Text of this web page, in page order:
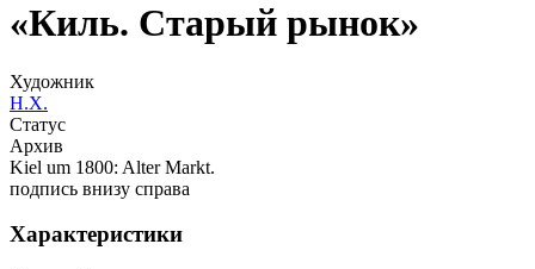
«Киль. Старый рынок»
Художник
Н.Х.
Статус
Архив
Kiel um 1800: Alter Markt.
подпись внизу справа
Характеристики